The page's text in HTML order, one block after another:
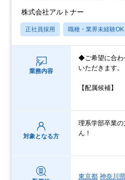
株式会社アルトナー
正社員採用 職種・業界未経験OK
業務内容
◆ご希望に合わ
いただきます。
【配属候補】
対象となる方
理系学部卒業
ん！
東京都 神奈川県